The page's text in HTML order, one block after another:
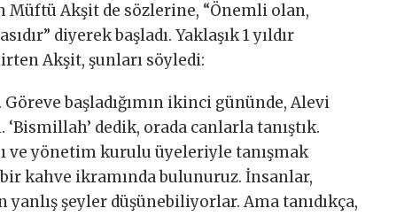
Müftü Akşit de sözlerine, “Önemli olan,
diyerek başladı. Yaklaşık 1 yıldır
Akşit, şunları söyledi:
Göreve başladığımın ikinci gününde, Alevi
dedik, orada canlarla tanıştık.
ve yönetim kurulu üyeleriyle tanışmak
kahve ikramında bulunuruz. İnsanlar,
şeyler düşünebiliyorlar. Ama tanıdıkça,